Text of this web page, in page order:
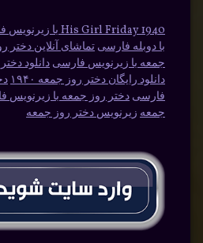
His Girl Friday 1940 با زیرنویس فارسی
با دوبله فارسی تماشای آنلاین دختر
جمعه با زیرنویس فارسی دانلود
دانلود رایگان دختر روز جمعه ۱۹۴۰
فارسی دختر روز جمعه با زیرنویس
جمعه زیرنویس دختر روز جمعه